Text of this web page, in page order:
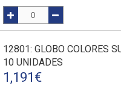
12801: GLOBO COLORES
10 UNIDADES
1,191 €